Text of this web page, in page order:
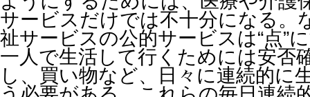
サービスだけでは不十分になる。
祉サービスの公的サービスは“点”
一人で生活して行くためには安否
し、買い物など、日々に連続的に